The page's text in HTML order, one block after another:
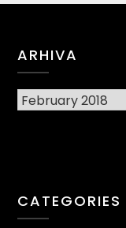
ARHIVA
Arhiva
CATEGORIES